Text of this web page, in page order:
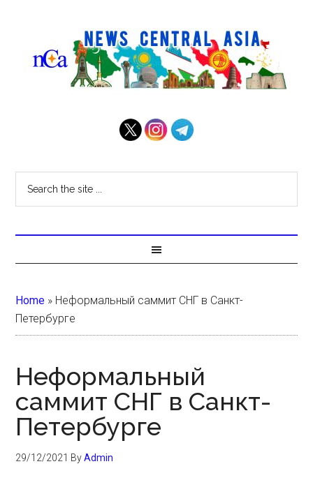
Home » Неформальный саммит СНГ в Санкт-
Петербурге
Неформальный
саммит СНГ в Санкт-
Петербурге
29/12/2021 ByAdmin